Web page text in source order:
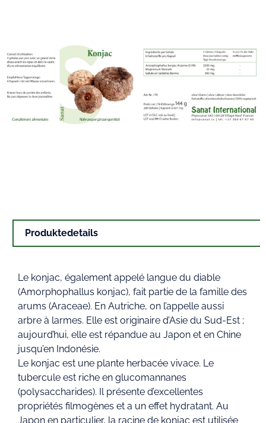
Produktedetails
Le konjac, également appelé langue du diable
(Amorphophallus konjac), fait partie de la famille des
arums (Araceae). En Autriche, on l’appelle aussi
arbre à larmes. Elle est originaire d’Asie du Sud-Est ;
aujourd’hui, elle est répandue au Japon et en Chine
jusqu’en Indonésie.
Le konjac est une plante herbacée vivace. Le
tubercule est riche en glucomannanes
(polysaccharides). Il présente d’excellentes
propriétés filmogènes et a un effet hydratant. Au
Japon en particulier, la racine de konjac est utilisée